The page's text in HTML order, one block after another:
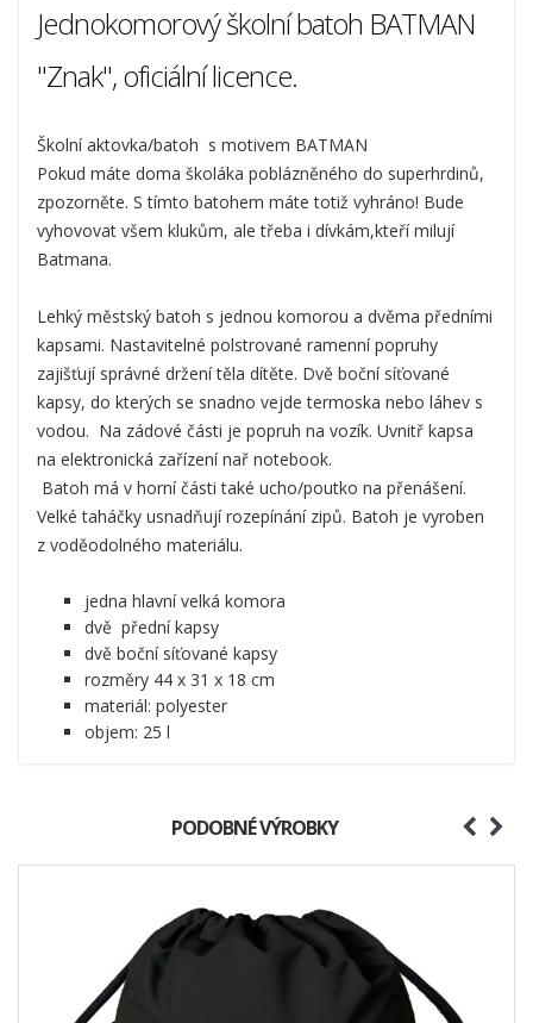
Jednokomorový školní batoh BATMAN
"Znak", oficiální licence.
Školní aktovka/batoh s motivem BATMAN
Pokud máte doma školáka poblázněného do superhrdinů,
zpozorněte. S tímto batohem máte totiž vyhráno! Bude
vyhovovat všem klukům, ale třeba i dívkám,kteří milují
Batmana.
Lehký městský batoh s jednou komorou a dvěma předními
kapsami. Nastavitelné polstrované ramenní popruhy
zajišťují správné držení těla dítěte. Dvě boční síťované
kapsy, do kterých se snadno vejde termoska nebo láhev s
vodou. Na zádové části je popruh na vozík. Uvnitř kapsa
na elektronická zařízení nař notebook.
Batoh má v horní části také ucho/poutko na přenášení.
Velké taháčky usnadňují rozepínání zipů. Batoh je vyroben
z voděodolného materiálu.
jedna hlavní velká komora
dvě přední kapsy
dvě boční síťované kapsy
rozměry 44 x 31 x 18 cm
materiál: polyester
objem: 25 l
PODOBNÉ VÝROBKY